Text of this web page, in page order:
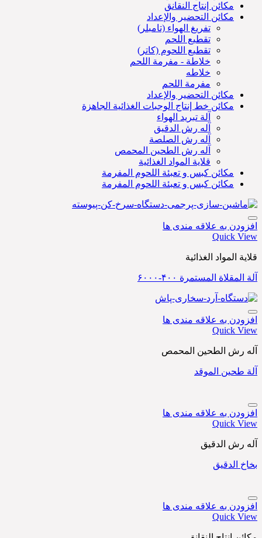
مكائن إنتاج النقانق
مكائن التحضير والإعداد
تفريغ الهواء (تامبلر)
تقطيع اللحم
تقطيع اللحوم (کاتر)
خلاطة - مفرمة اللحم
خلاطه
مفرمة اللحم
مكائن التحضير والإعداد
مكائن خط إنتاج الوجبات الغذائية الجاهزة
آلة تبريد الهواء
آله رش الدقیق
آله رش الصلصة
آله رش الطحين المحمص
قلاية المواد الغذائية
مكائن كبس و تعبئة اللحوم المفرمة
مكائن كبس و تعبئة اللحوم المفرمة
افزودن به علاقه مندی ها
Quick View
قلاية المواد الغذائية
آلة المقلاة المستمرة ۴۰۰-۶۰۰۰
افزودن به علاقه مندی ها
Quick View
آله رش الطحين المحمص
آلة طحين الموقد
افزودن به علاقه مندی ها
Quick View
آله رش الدقیق
بخاخ الدقيق
افزودن به علاقه مندی ها
Quick View